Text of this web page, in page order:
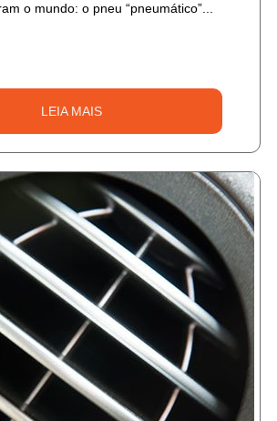
o mundo: o pneu “pneumático”...
LEIA MAIS